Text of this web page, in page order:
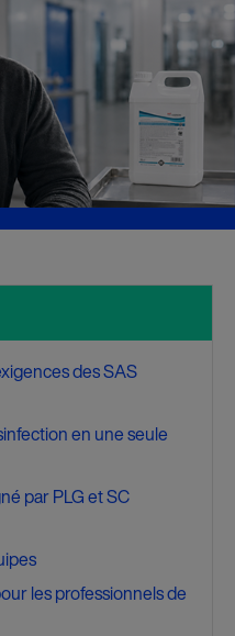
des SAS
en une seule
par PLG et SC
les professionnels de